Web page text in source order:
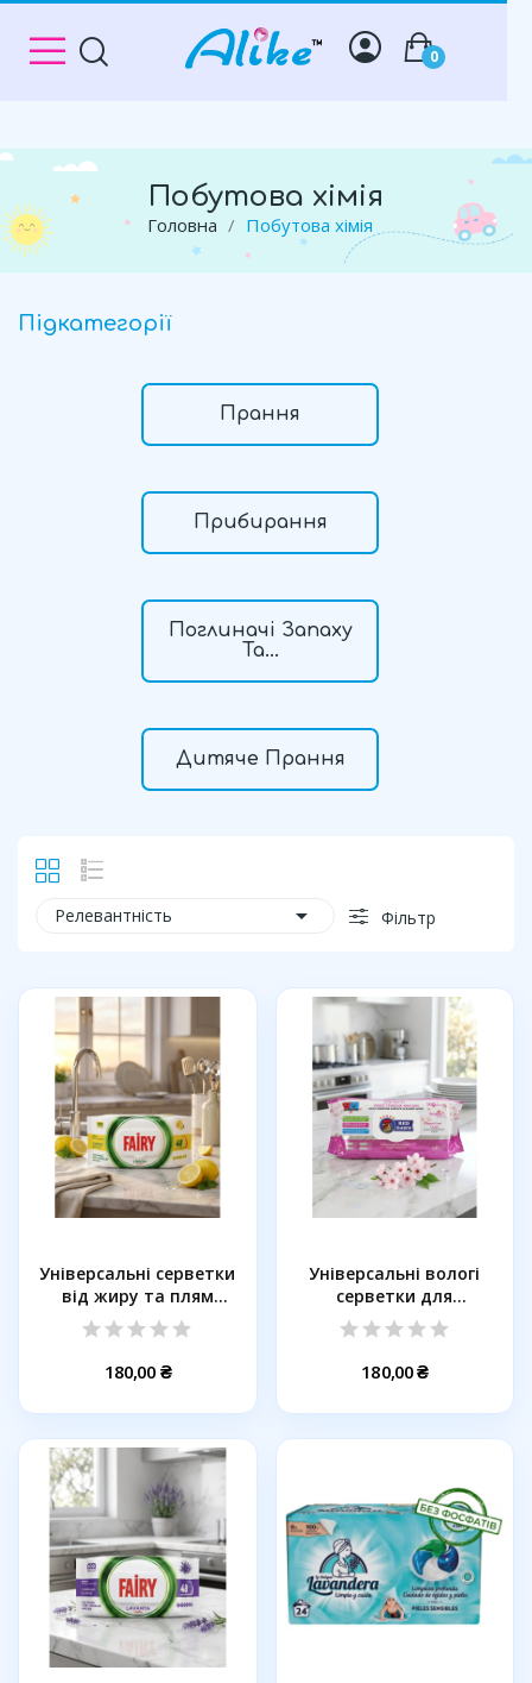
0
Побутова хімія
Головна Побутова хімія
Підкатегорії
Прання
Прибирання
Поглиначі Запаху
Та...
Дитяче Прання
Релевантність  Фільтр
Універсальні серветки
від жиру та плям
FAIRY...
180,00 ₴
Універсальні вологі
серветки для
прибирання Red...
180,00 ₴